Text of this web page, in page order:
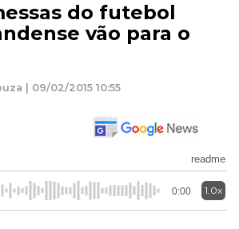
do futebol
vão para o
| 09/02/2015 10:55
readme
0:00 1.0x